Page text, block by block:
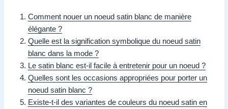
Comment nouer un noeud satin blanc de manière
élégante ?
Quelle est la signification symbolique du noeud satin
blanc dans la mode ?
Le satin blanc est-il facile à entretenir pour un noeud ?
Quelles sont les occasions appropriées pour porter un
noeud satin blanc ?
Existe-t-il des variantes de couleurs du noeud satin en